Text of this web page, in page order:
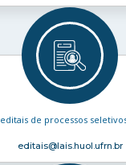
editais de processos
editais@lais.huol.ufrn.br